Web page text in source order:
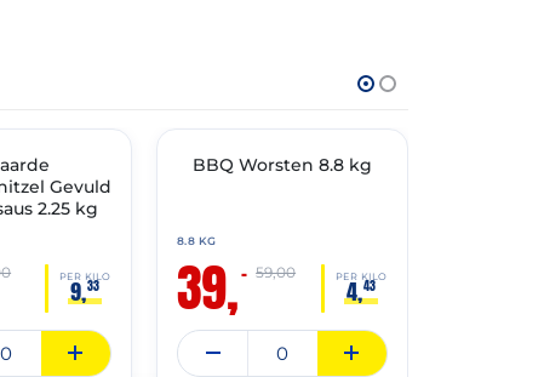
Gevuld
2.25 kg
PER KILO
9,33
🔥 OP=OP
BBQ Worsten 8.8 kg
8.8 KG
39,– PER KILO
4,43
59,00